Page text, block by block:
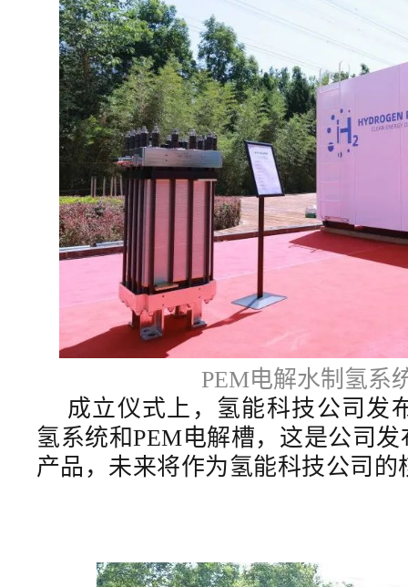
PEM电解水制氢系
成立仪式上，氢能科技公司发
氢系统和PEM电解槽，这是公司
产品，未来将作为氢能科技公司